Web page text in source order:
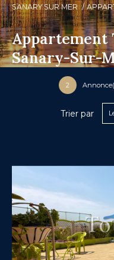
SANARY SUR MER
Appartement
Sanary-Sur-
2
Trier par